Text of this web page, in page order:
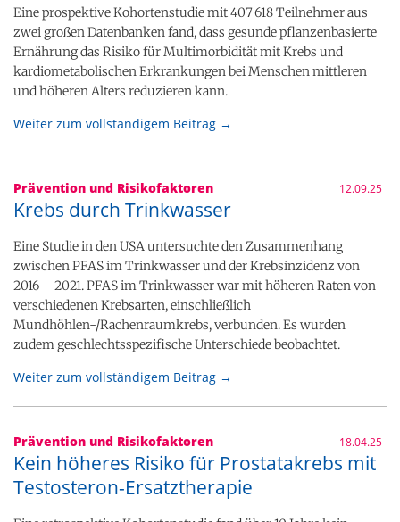
Eine prospektive Kohortenstudie mit 407 618 Teilnehmer aus
zwei großen Datenbanken fand, dass gesunde pflanzenbasierte
Ernährung das Risiko für Multimorbidität mit Krebs und
kardiometabolischen Erkrankungen bei Menschen mittleren
und höheren Alters reduzieren kann.
Weiter zum vollständigem Beitrag →
Prävention und Risikofaktoren 12.09.25
Krebs durch Trinkwasser
Eine Studie in den USA untersuchte den Zusammenhang
zwischen PFAS im Trinkwasser und der Krebsinzidenz von
2016 – 2021. PFAS im Trinkwasser war mit höheren Raten von
verschiedenen Krebsarten, einschließlich
Mundhöhlen-/Rachenraumkrebs, verbunden. Es wurden
zudem geschlechtsspezifische Unterschiede beobachtet.
Weiter zum vollständigem Beitrag →
Prävention und Risikofaktoren 18.04.25
Kein höheres Risiko für Prostatakrebs mit
Testosteron-Ersatztherapie